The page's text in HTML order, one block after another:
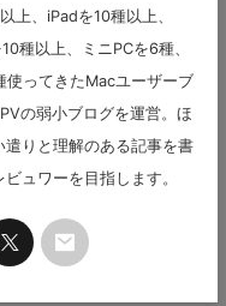
上、iPadを10種以上、
種以上、ミニPCを6種、
使ってきたMacユーザーブ
の弱小ブログを運営。ほ
遣りと理解のある記事を書
ュワーを目指します。